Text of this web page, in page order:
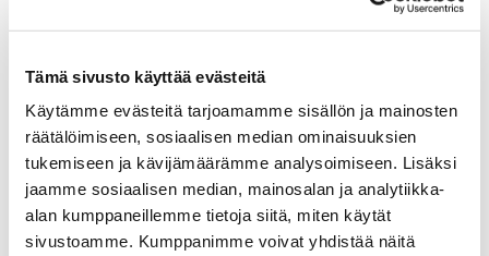
Tämä sivusto käyttää evästeitä
Käytämme evästeitä tarjoamamme sisällön ja mainosten
räätälöimiseen, sosiaalisen median ominaisuuksien
tukemiseen ja kävijämäärämme analysoimiseen. Lisäksi
jaamme sosiaalisen median, mainosalan ja analytiikka-
alan kumppaneillemme tietoja siitä, miten käytät
sivustoamme. Kumppanimme voivat yhdistää näitä
tuhoavat ominaisuudet; (iii) aineisto on sinun
meille, ja että Spinnova voi julkaista aineiston
maksutta ja/tai sisällyttää aineiston tai sen
sisältämän osan omiin tuotteisiinsa ilman vastuu-
tai maksuvelvollisuutta; ja (iv) et esitä lähettämääsi
aineistoon perustuvia vaateita Spinnovaa kohtaan
ja sitoudut hyvittämään Spinnovalle kulut, jotka sille
mahdollisesti syntyvät toimenpiteistä, joihin kolmas